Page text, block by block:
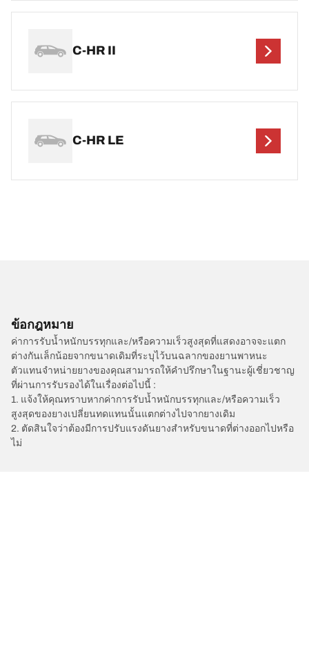
C-HR II
C-HR LE
ข้อกฎหมาย
ค่าการรับน้ำหนักบรรทุกและ/หรือความเร็วสูงสุดที่แสดงอาจจะแตก
ต่างกันเล็กน้อยจากขนาดเดิมที่ระบุไว้บนฉลากของยานพาหนะ
ตัวแทนจำหน่ายยางของคุณสามารถให้คำปรึกษาในฐานะผู้เชี่ยวชาญ
ที่ผ่านการรับรองได้ในเรื่องต่อไปนี้ :
1. แจ้งให้คุณทราบหากค่าการรับน้ำหนักบรรทุกและ/หรือความเร็ว
สูงสุดของยางเปลี่ยนทดแทนนั้นแตกต่างไปจากยางเดิม
2. ตัดสินใจว่าต้องมีการปรับแรงดันยางสำหรับขนาดที่ต่างออกไปหรือ
ไม่